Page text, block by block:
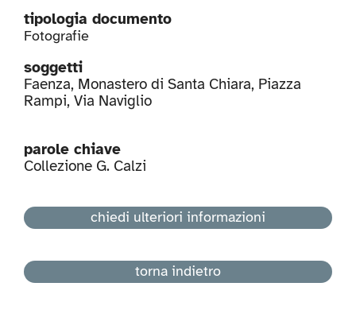
tipologia documento
Fotografie
soggetti
Faenza, Monastero di Santa Chiara, Piazza
Rampi, Via Naviglio
parole chiave
Collezione G. Calzi
chiedi ulteriori informazioni
torna indietro